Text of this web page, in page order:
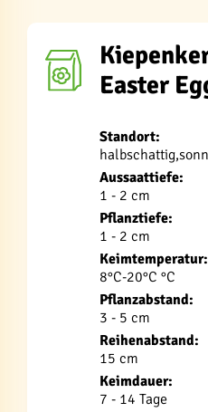
Easter
Standort:
Aussaattiefe:
1 - 2 cm
Pflanztiefe:
1 - 2 cm
Keimtemperatur:
8°C-20°C °C
Pflanzabstand:
3 - 5 cm
Reihenabstand:
15 cm
Keimdauer:
7 - 14 Tage